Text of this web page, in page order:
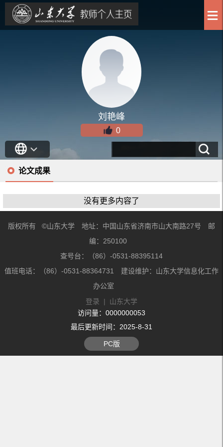
刘艳峰
0
论文成果
没有更多内容了
版权所有 ©山东大学 地址：中国山东省济南市山大南路27号 邮
编：250100
查号台：（86）-0531-88395114
值班电话：（86）-0531-88364731 建设维护：山东大学信息化工作
办公室
登录 | 山东大学
访问量： 0000000053
最后更新时间： 2025-8-31
PC版